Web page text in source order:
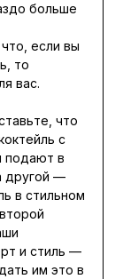
больше
если вы
то
вас.
что
с
подают в
другой —
в стильном
и стиль —
им это в